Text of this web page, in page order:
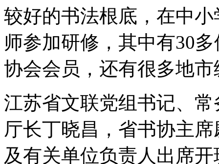
较好的书法根底，在中
师参加研修，其中有30
协会会员，还有很多地
江苏省文联党组书记、
厅长丁晓昌，省书协主
及有关单位负责人出席